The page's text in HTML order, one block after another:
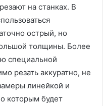
на станках. В
острый, но
толщины. Более
специальной
резать аккуратно, не
линейкой и
которым будет